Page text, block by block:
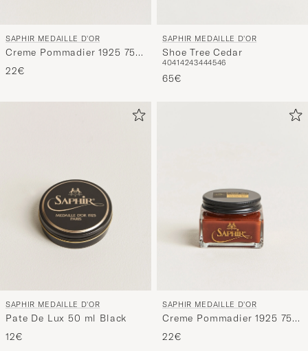
SAPHIR MEDAILLE D'OR
Creme Pommadier 1925 75
ml Neutral
22€
SAPHIR MEDAILLE D'OR
Shoe Tree Cedar
40414243444546
65€
SAPHIR MEDAILLE D'OR
Pate De Lux 50 ml Black
12€
SAPHIR MEDAILLE D'OR
Creme Pommadier 1925 75
ml Cognac
22€